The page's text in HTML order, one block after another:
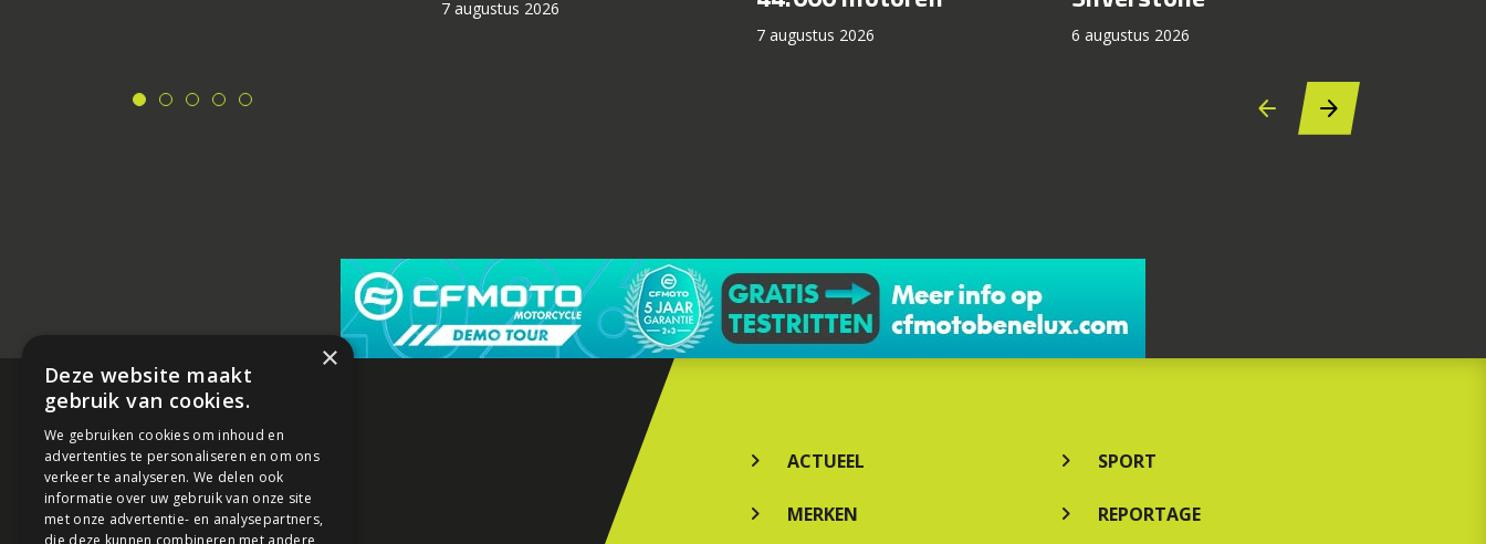
7 augustus 2026
7 augustus 2026 6 augustus 2026
ACTUEEL
MERKEN
SPORT
REPORTAGE
×
Deze website maakt
gebruik van cookies.
We gebruiken cookies om inhoud en
advertenties te personaliseren en om ons
verkeer te analyseren. We delen ook
informatie over uw gebruik van onze site
met onze advertentie- en analysepartners,
die deze kunnen combineren met andere